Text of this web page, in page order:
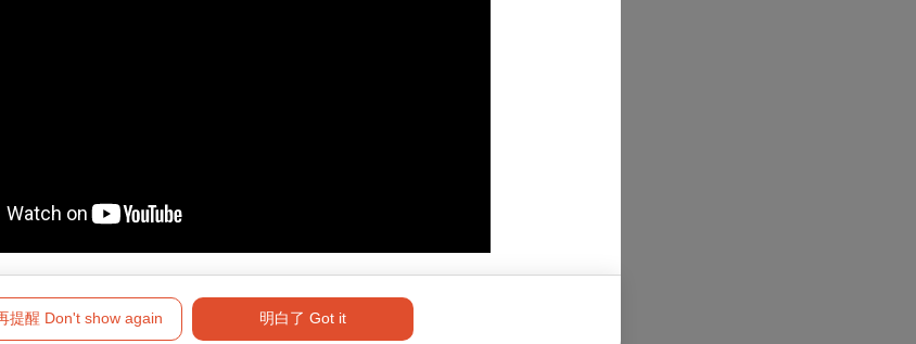
提醒 Don't show again 明白了 Got it
按下「退訂單」勾選欲退項目，線上完成退訂。
，提前申請。
作日內執行退票作業。
則，將於3個工作日內執行退票作業。